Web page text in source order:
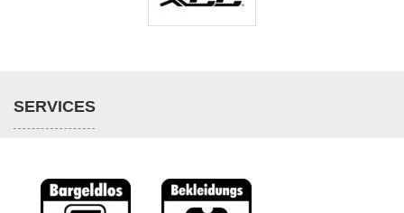
SERVICES